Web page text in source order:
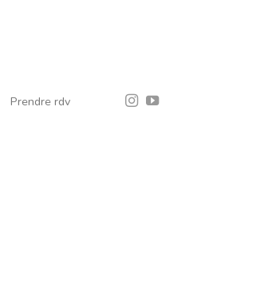
Prendre rdv